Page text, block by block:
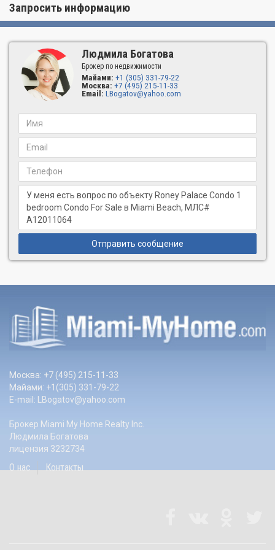
Запросить информацию
Людмила Богатова
Брокер по недвижимости
Майами: +1 (305) 331-79-22
Москва: +7 (495) 215-11-33
Email: LBogatov@yahoo.com
Отправить сообщение
Москва: +7 (495) 215-11-33
Майами: +1(305) 331-79-22
E-mail: LBogatov@yahoo.com
Брокер Miami My Home Realty Inc.
Людмила Богатова
лицензия 3232734
О нас Контакты